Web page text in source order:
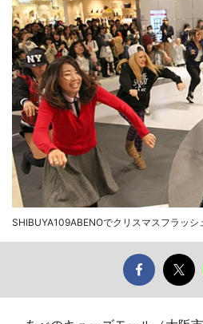
SHIBUYA109ABENOでクリスマスフラッシ